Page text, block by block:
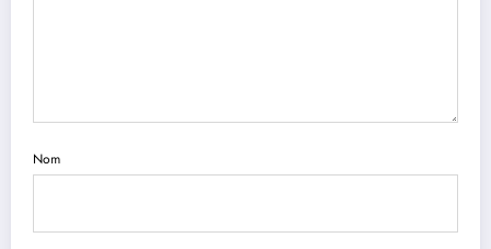
Nom